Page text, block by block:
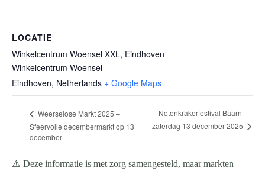
LOCATIE
Winkelcentrum Woensel XXL, Eindhoven
Winkelcentrum Woensel
Eindhoven, Netherlands + Google Maps
Weerselose Markt 2025 –
Sfeervolle decembermarkt op 13
december
Notenkrakerfestival Baarn –
zaterdag 13 december 2025
⚠️ Deze informatie is met zorg samengesteld, maar markten